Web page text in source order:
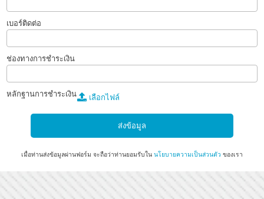
เบอร์ติดต่อ
ช่องทางการชำระเงิน
หลักฐานการชำระเงิน เลือกไฟล์
เมื่อท่านส่งข้อมูลผ่านฟอร์ม จะถือว่าท่านยอมรับใน นโยบายความเป็นส่วนตัว ของเรา